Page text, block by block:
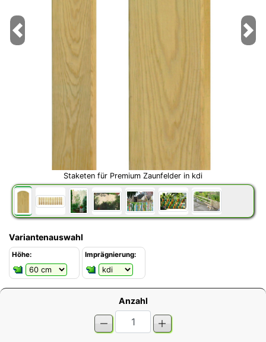
Staketen für Premium Zaunfelder in kdi
Previous Next
Variantenauswahl
Höhe: Imprägnierung:
Anzahl